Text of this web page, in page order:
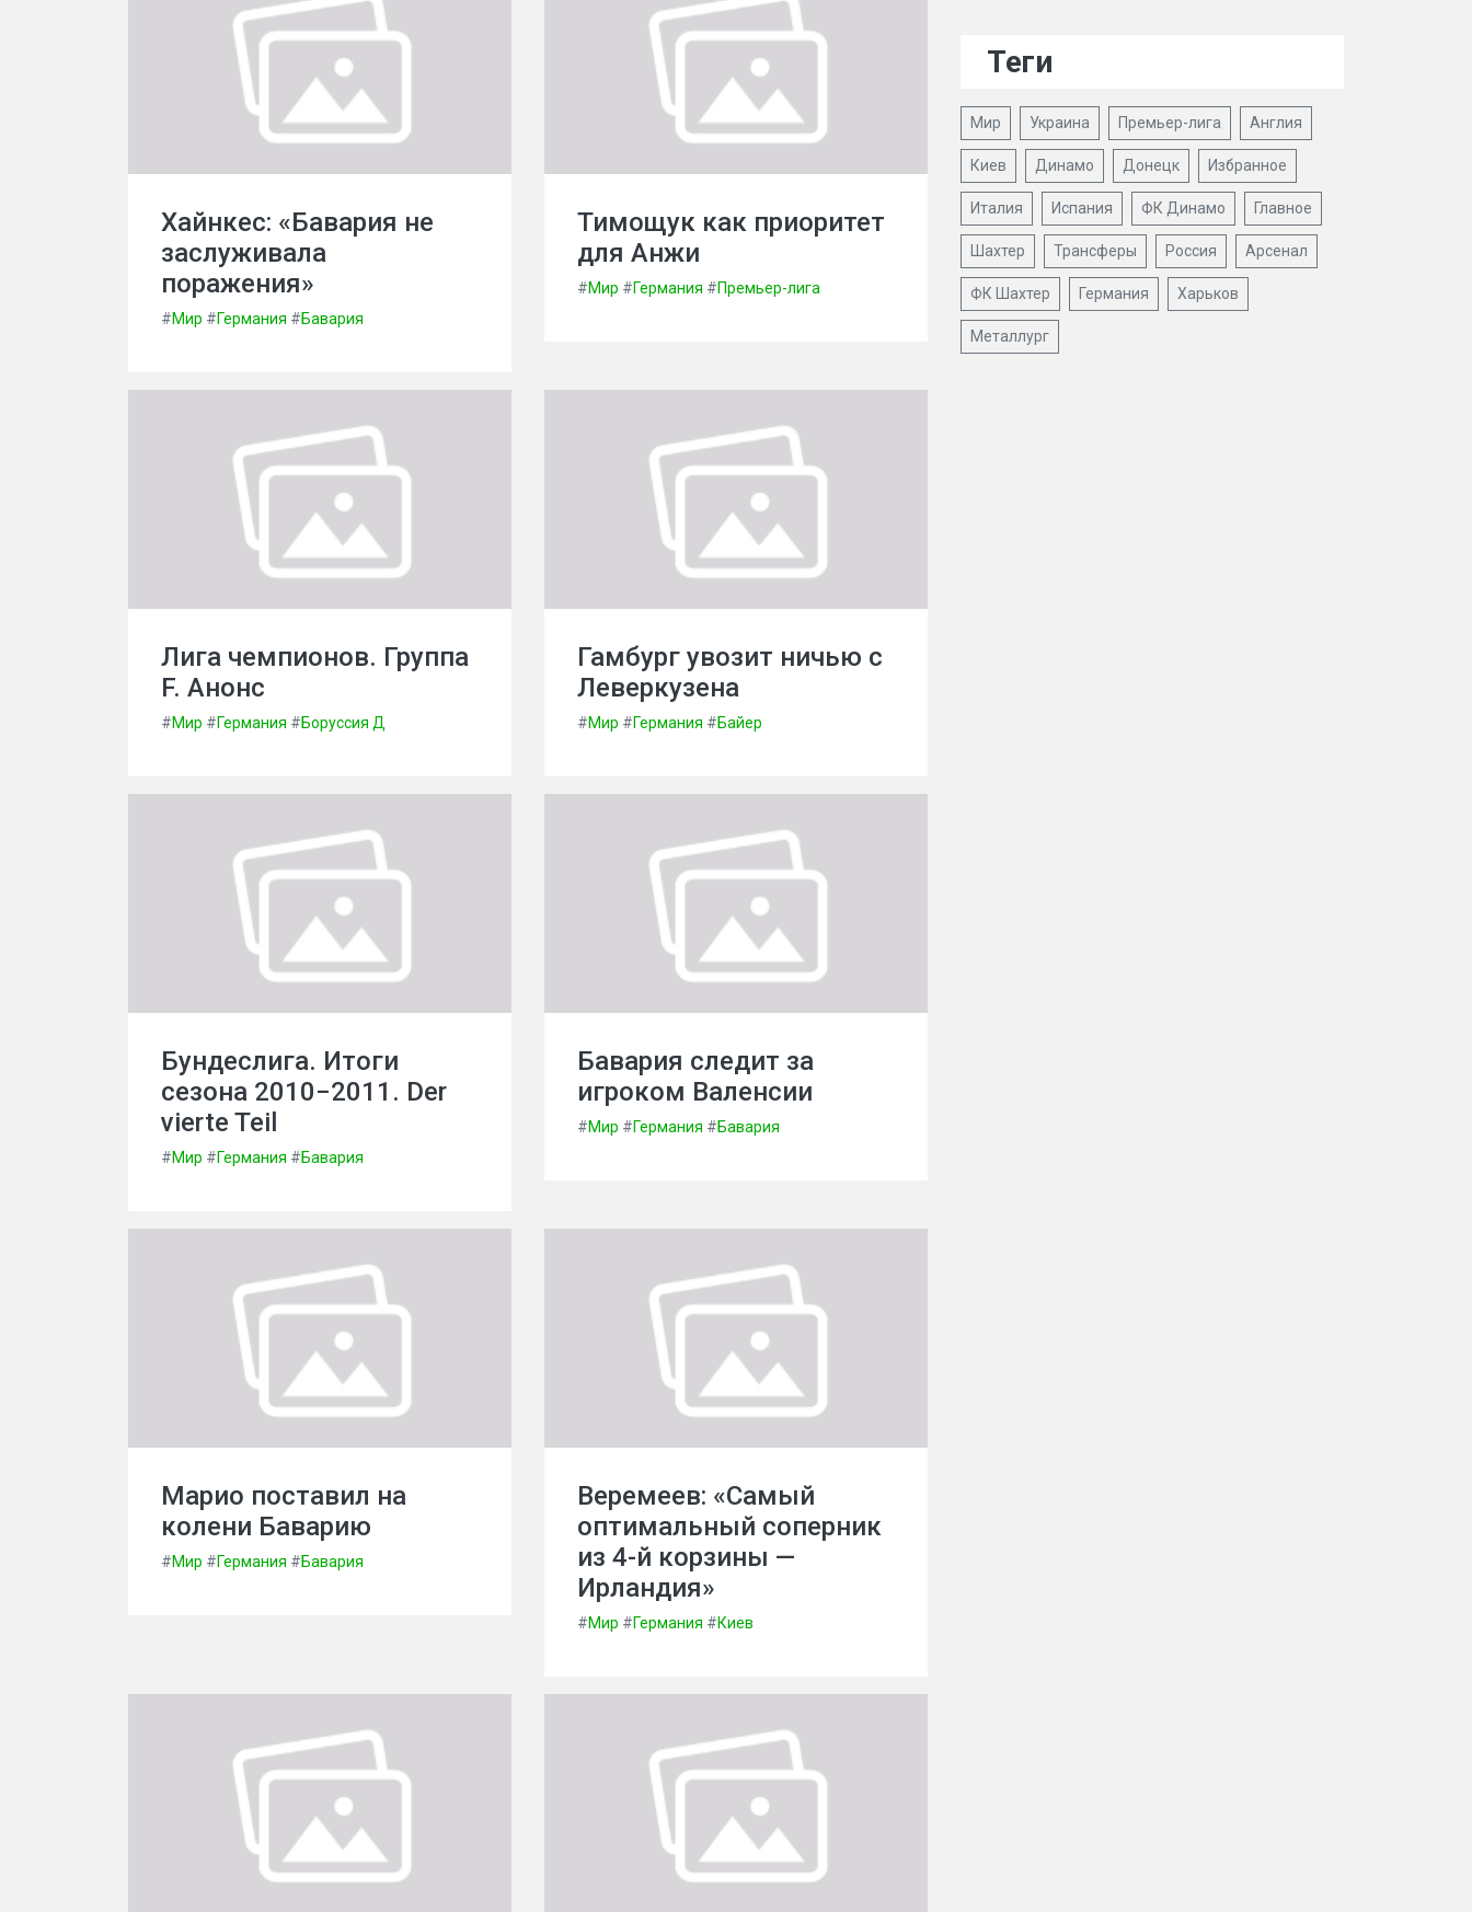
Хайнкес: «Бавария не
заслуживала
поражения»
#Мир #Германия #Бавария
Тимощук как приоритет
для Анжи
#Мир #Германия #Премьер-лига
Лига чемпионов. Группа
F. Анонс
#Мир #Германия #Боруссия Д
Гамбург увозит ничью с
Леверкузена
#Мир #Германия #Байер
Бундеслига. Итоги
сезона 2010−2011. Der
vierte Teil
#Мир #Германия #Бавария
Бавария следит за
игроком Валенсии
#Мир #Германия #Бавария
Марио поставил на
колени Баварию
#Мир #Германия #Бавария
Веремеев: «Самый
оптимальный соперник
из 4-й корзины —
Ирландия»
#Мир #Германия #Киев
Теги
Мир Украина Премьер-лига Англия
Киев Динамо Донецк Избранное
Италия Испания ФК Динамо Главное
Шахтер Трансферы Россия Арсенал
ФК Шахтер Германия Харьков
Металлург